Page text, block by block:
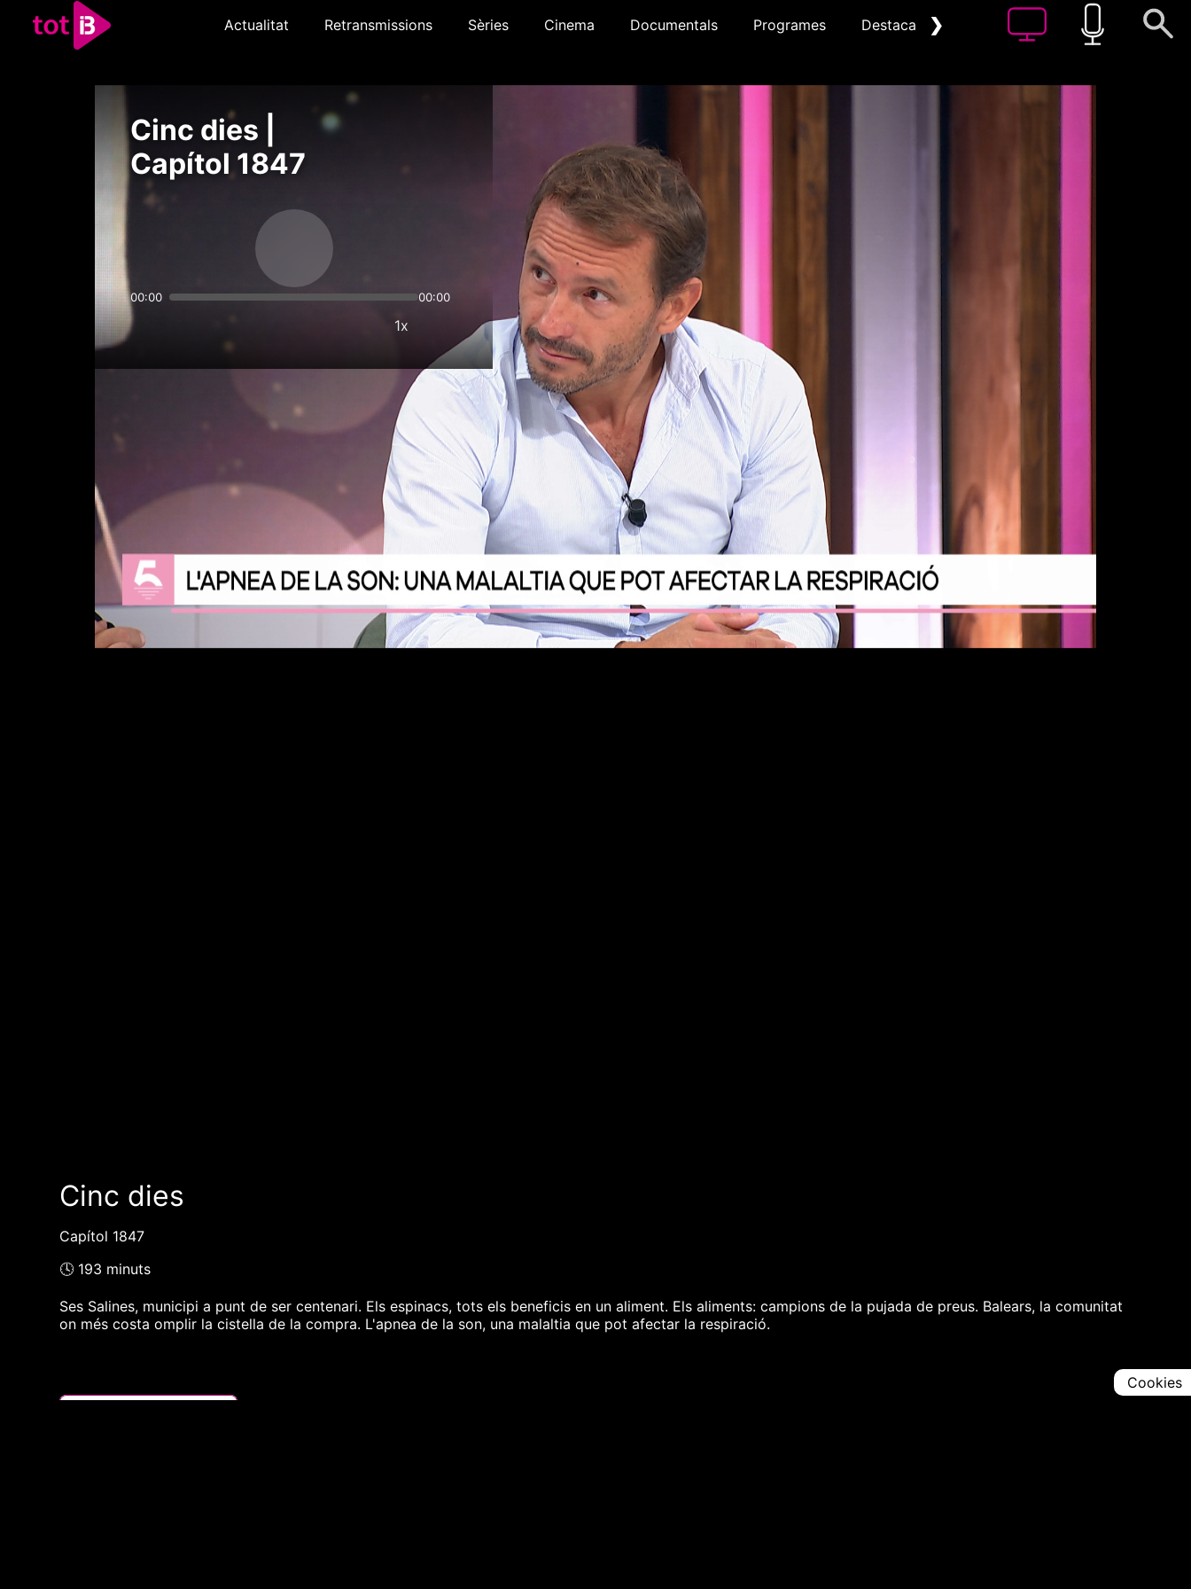
Actualitat Retransmissions Sèries Cinema Documentals Programes Destacat ❯
Cinc dies |
Capítol 1847
00:00 00:00
1x
Cinc dies
Capítol 1847
🕓 193 minuts
Ses Salines, municipi a punt de ser centenari. Els espinacs, tots els beneficis en un aliment. Els aliments: campions de la pujada de preus. Balears, la comunitat
on més costa omplir la cistella de la compra. L'apnea de la son, una malaltia que pot afectar la respiració.
Cookies